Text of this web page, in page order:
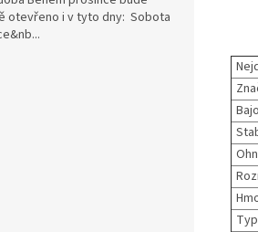
otevřeno i v tyto dny: Sobota